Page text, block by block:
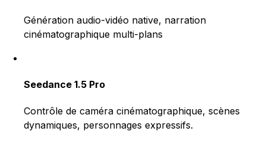
Génération audio-vidéo native, narration
cinématographique multi-plans
Seedance 1.5 Pro
Contrôle de caméra cinématographique, scènes
dynamiques, personnages expressifs.